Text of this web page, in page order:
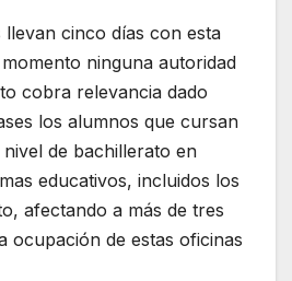
llevan cinco días con esta
ninguna autoridad
cobra relevancia dado
los alumnos que cursan
de bachillerato en
educativos, incluidos los
afectando a más de tres
ocupación de estas oficinas